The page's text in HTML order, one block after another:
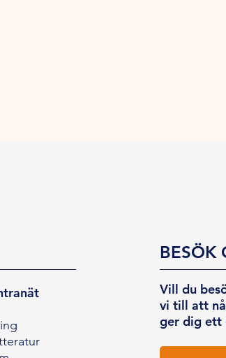
BESÖK
Vill du
vi till att
ger dig ett